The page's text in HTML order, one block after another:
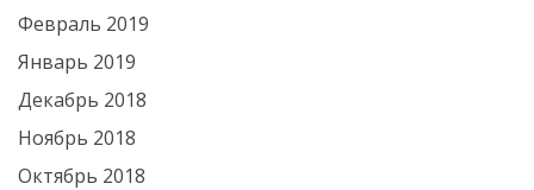
Февраль 2019
Январь 2019
Декабрь 2018
Ноябрь 2018
Октябрь 2018